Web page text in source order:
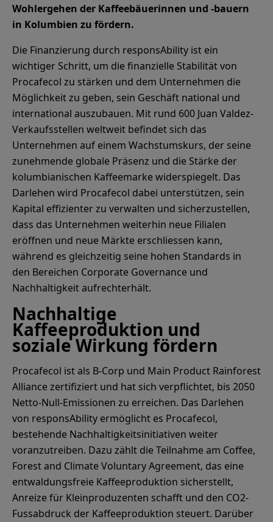
Wohlergehen der Kaffeebäuerinnen und -bauern
in Kolumbien zu fördern.
Die Finanzierung durch responsAbility ist ein
wichtiger Schritt, um die finanzielle Stabilität von
Procafecol zu stärken und dem Unternehmen die
Möglichkeit zu geben, sein Geschäft national und
international auszubauen. Mit rund 600 Juan Valdez-
Verkaufsstellen weltweit befindet sich das
Unternehmen auf einem Wachstumskurs, der seine
zunehmende globale Präsenz und die Stärke der
kolumbianischen Kaffeemarke widerspiegelt. Das
Darlehen wird Procafecol dabei unterstützen, sein
Kapital effizienter zu verwalten und sicherzustellen,
dass das Unternehmen weiterhin neue Filialen
eröffnen und neue Märkte erschliessen kann,
während es gleichzeitig seine hohen Standards in
den Bereichen Corporate Governance und
Nachhaltigkeit aufrechterhält.
Nachhaltige
Kaffeeproduktion und
soziale Wirkung fördern
Procafecol ist als B-Corp und Main Product Rainforest
Alliance zertifiziert und hat sich verpflichtet, bis 2050
Netto-Null-Emissionen zu erreichen. Das Darlehen
von responsAbility ermöglicht es Procafecol,
bestehende Nachhaltigkeitsinitiativen weiter
voranzutreiben. Dazu zählt die Teilnahme am Coffee,
Forest and Climate Voluntary Agreement, das eine
entwaldungsfreie Kaffeeproduktion sicherstellt,
Anreize für Kleinproduzenten schafft und den CO2-
Fussabdruck der Kaffeeproduktion steuert. Darüber